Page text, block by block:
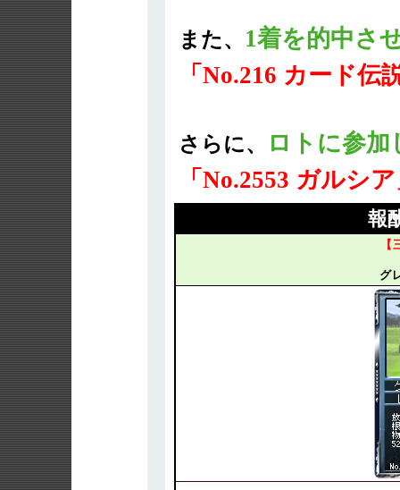
また、 1着を的中さ
「No.216 カード伝
さらに、
ロトに参加
「No.2553 ガルシ
報
グ